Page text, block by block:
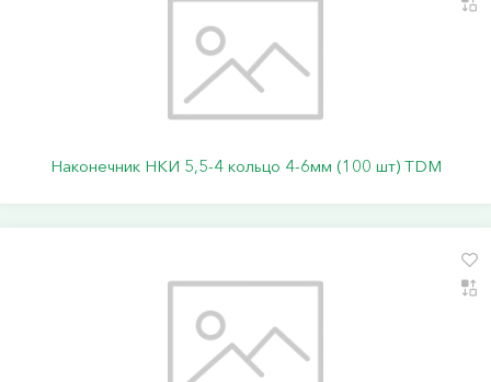
Наконечник НКИ 5,5-4 кольцо 4-6мм (100 шт) TDM